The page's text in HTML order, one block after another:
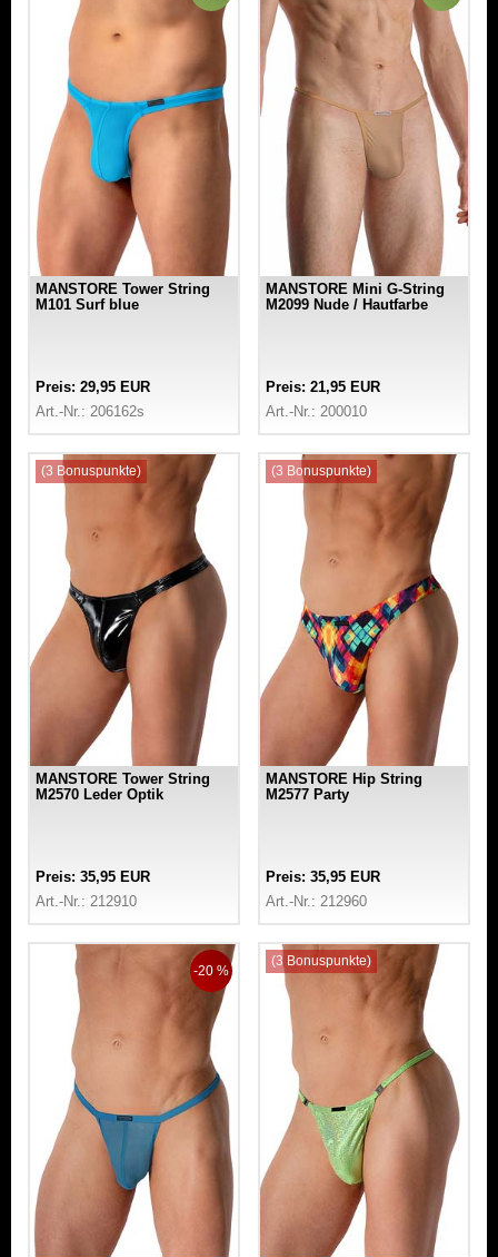
MANSTORE Tower String
M101 Surf blue
Preis: 29,95 EUR
Art.-Nr.: 206162s
MANSTORE Mini G-String
M2099 Nude / Hautfarbe
Preis: 21,95 EUR
Art.-Nr.: 200010
(3 Bonuspunkte)
MANSTORE Tower String
M2570 Leder Optik
Preis: 35,95 EUR
Art.-Nr.: 212910
(3 Bonuspunkte)
MANSTORE Hip String
M2577 Party
Preis: 35,95 EUR
Art.-Nr.: 212960
-20 %
(3 Bonuspunkte)